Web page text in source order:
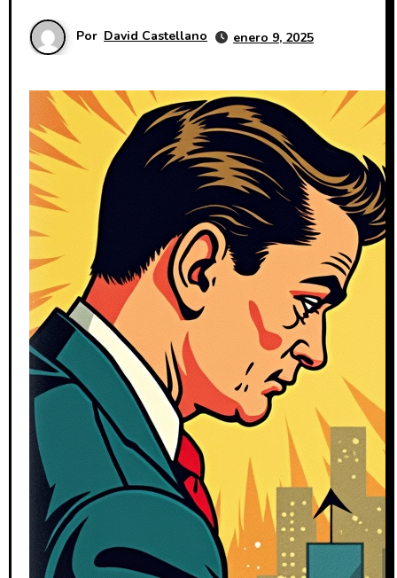
Por David Castellano enero 9, 2025